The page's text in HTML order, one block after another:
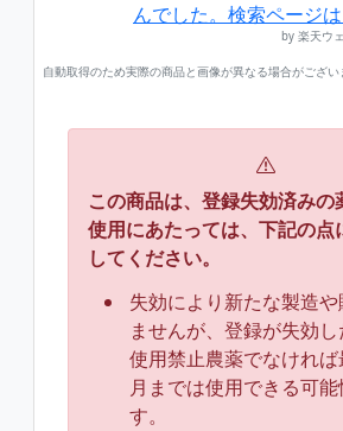
んでした。検索ページ
by 楽天ウ
自動取得のため実際の商品と画像が異なる場合がござい
この商品は、登録失効済みの
使用にあたっては、下記の点
してください。
失効により新たな製造
ませんが、登録が失効
使用禁止農薬でなけれ
月までは使用できる可能
す。